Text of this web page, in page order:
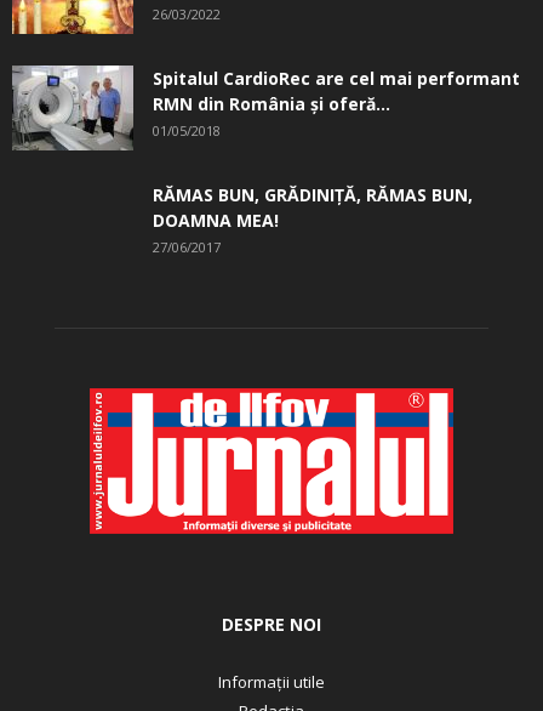
26/03/2022
Spitalul CardioRec are cel mai performant
RMN din România și oferă...
01/05/2018
RĂMAS BUN, GRĂDINIŢĂ, ­RĂMAS BUN,
DOAMNA MEA!
27/06/2017
DESPRE NOI
Informații utile